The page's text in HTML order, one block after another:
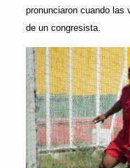
pronunciaron cuando
de un congresista.